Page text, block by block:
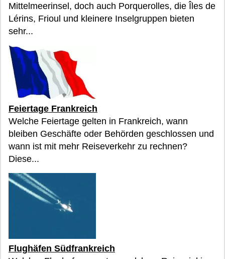
Mittelmeerinsel, doch auch Porquerolles, die Îles de
Lérins, Frioul und kleinere Inselgruppen bieten
sehr...
Feiertage Frankreich
Welche Feiertage gelten in Frankreich, wann
bleiben Geschäfte oder Behörden geschlossen und
wann ist mit mehr Reiseverkehr zu rechnen?
Diese...
Flughäfen Südfrankreich